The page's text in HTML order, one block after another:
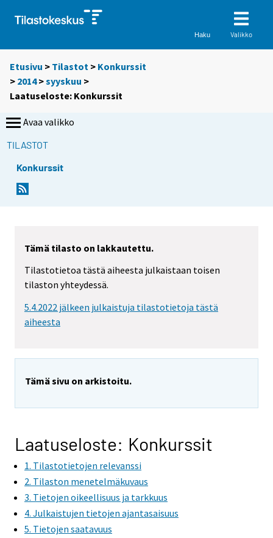
Haku Valikko
Etusivu > Tilastot > Konkurssit
> 2014>syyskuu >
Laatuseloste: Konkurssit
Avaa valikko
TILASTOT
Konkurssit
Tämä tilasto on lakkautettu.
Tilastotietoa tästä aiheesta julkaistaan toisen
tilaston yhteydessä.
5.4.2022 jälkeen julkaistuja tilastotietoja tästä
aiheesta
Tämä sivu on arkistoitu.
Laatuseloste: Konkurssit
1. Tilastotietojen relevanssi
2. Tilaston menetelmäkuvaus
3. Tietojen oikeellisuus ja tarkkuus
4. Julkaistujen tietojen ajantasaisuus
5. Tietojen saatavuus